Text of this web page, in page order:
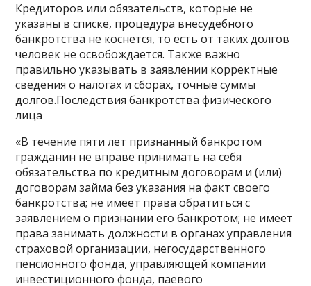
Кредиторов или обязательств, которые не
указаны в списке, процедура внесудебного
банкротства не коснется, то есть от таких долгов
человек не освобождается. Также важно
правильно указывать в заявлении корректные
сведения о налогах и сборах, точные суммы
долгов.Последствия банкротства физического
лица
«В течение пяти лет признанный банкротом
гражданин не вправе принимать на себя
обязательства по кредитным договорам и (или)
договорам займа без указания на факт своего
банкротства; не имеет права обратиться с
заявлением о признании его банкротом; не имеет
права занимать должности в органах управления
страховой организации, негосударственного
пенсионного фонда, управляющей компании
инвестиционного фонда, паевого